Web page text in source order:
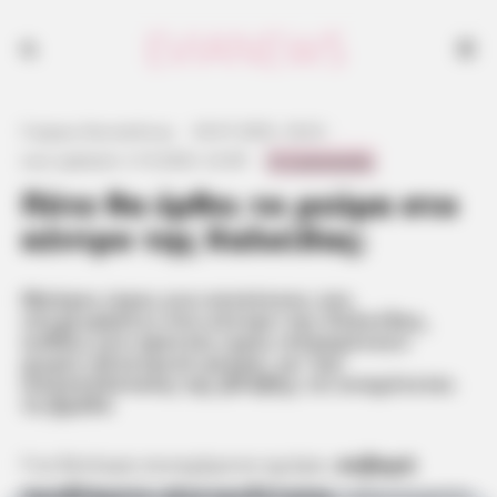
Πότε θα έρθει το ρεύμα στο
κέντρο της Χαλκίδας;
Μαύρες ώρες για κατοίκους και
αποκατάσταση της βλάβης να αναμένεται
σοβαρά